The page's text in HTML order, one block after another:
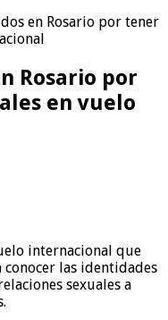
en Rosario por tener
Rosario por
en vuelo
internacional que
conocer las identidades
sexuales a